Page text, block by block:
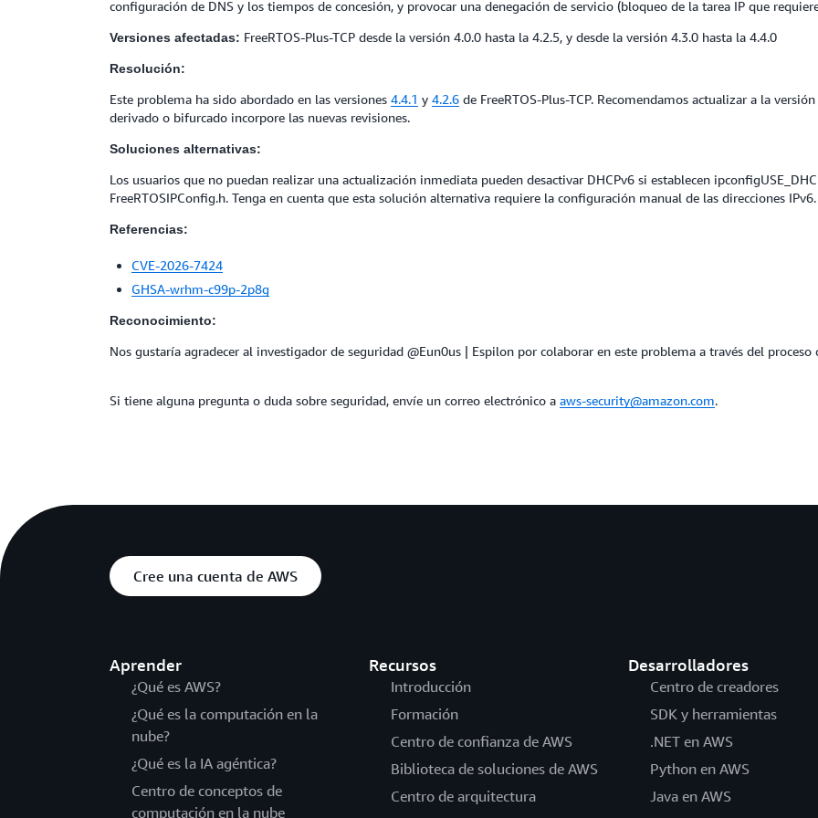
configuración de DNS y los tiempos de concesión, y provocar una denegación de servicio (bloqueo de la tarea IP que
Versiones afectadas: FreeRTOS-Plus-TCP desde la versión 4.0.0 hasta la 4.2.5, y desde la versión 4.3.0 hasta la 4.4.0
Resolución:
Este problema ha sido abordado en las versiones 4.4.1 y 4.2.6 de FreeRTOS-Plus-TCP. Recomendamos actualizar a la
derivado o bifurcado incorpore las nuevas revisiones.
Soluciones alternativas:
Los usuarios que no puedan realizar una actualización inmediata pueden desactivar DHCPv6 si establecen
FreeRTOSIPConfig.h. Tenga en cuenta que esta solución alternativa requiere la configuración manual de las direcciones IPv6.
Referencias:
CVE-2026-7424
GHSA-wrhm-c99p-2p8g
Reconocimiento:
Nos gustaría agradecer al investigador de seguridad @Eun0us | Espilon por colaborar en este problema a través del
Si tiene alguna pregunta o duda sobre seguridad, envíe un correo electrónico a aws-security@amazon.com.
Cree una cuenta de AWS
Aprender
¿Qué es AWS?
¿Qué es la computación en la
nube?
¿Qué es la IA agéntica?
Centro de conceptos de
computación en la nube
Recursos
Introducción
Formación
Centro de confianza de AWS
Biblioteca de soluciones de AWS
Centro de arquitectura
Desarrolladores
Centro de creadores
SDK y herramientas
.NET en AWS
Python en AWS
Java en AWS